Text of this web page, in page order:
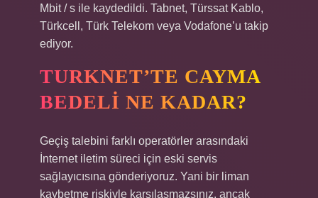
Mbit / s ile kaydedildi. Tabnet, Türssat Kablo,
Türkcell, Türk Telekom veya Vodafone’u takip
ediyor.
TURKNET’TE CAYMA
BEDELI NE KADAR?
Geçiş talebini farklı operatörler arasındaki
İnternet iletim süreci için eski servis
sağlayıcısına gönderiyoruz. Yani bir liman
kaybetme riskiyle karşılaşmazsınız, ancak